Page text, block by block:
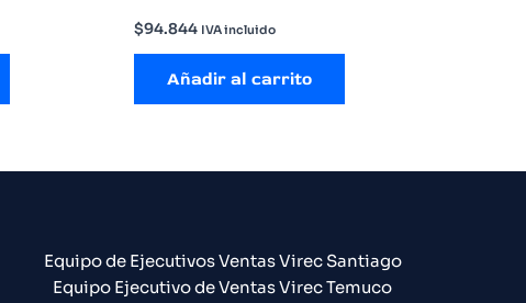
$94.844 IVA incluido
Añadir al carrito
Equipo de Ejecutivos Ventas Virec Santiago
Equipo Ejecutivo de Ventas Virec Temuco